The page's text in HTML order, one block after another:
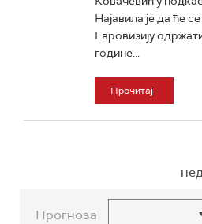
Најавила је да ће
Евровизију
године...
Прочитај
Прогноза